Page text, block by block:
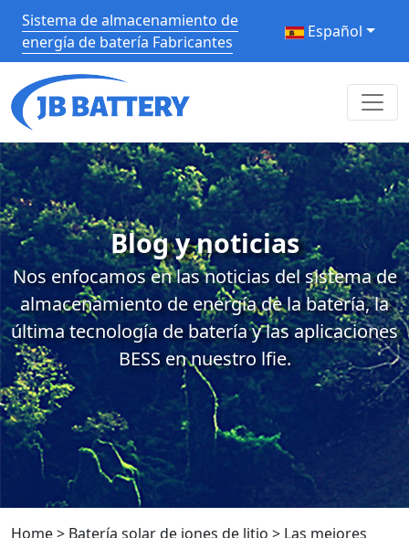
Sistema de almacenamiento de
energía de batería Fabricantes
Español
Blog y noticias
Nos enfocamos en las noticias del sistema de
almacenamiento de energía de la batería, la
última tecnología de batería y las aplicaciones
BESS en nuestro lfie.
Home> Batería solar de iones de litio > Las mejores